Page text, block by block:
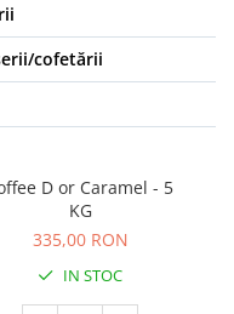
cofetării
D or Caramel - 5
KG
335,00 RON
IN STOC